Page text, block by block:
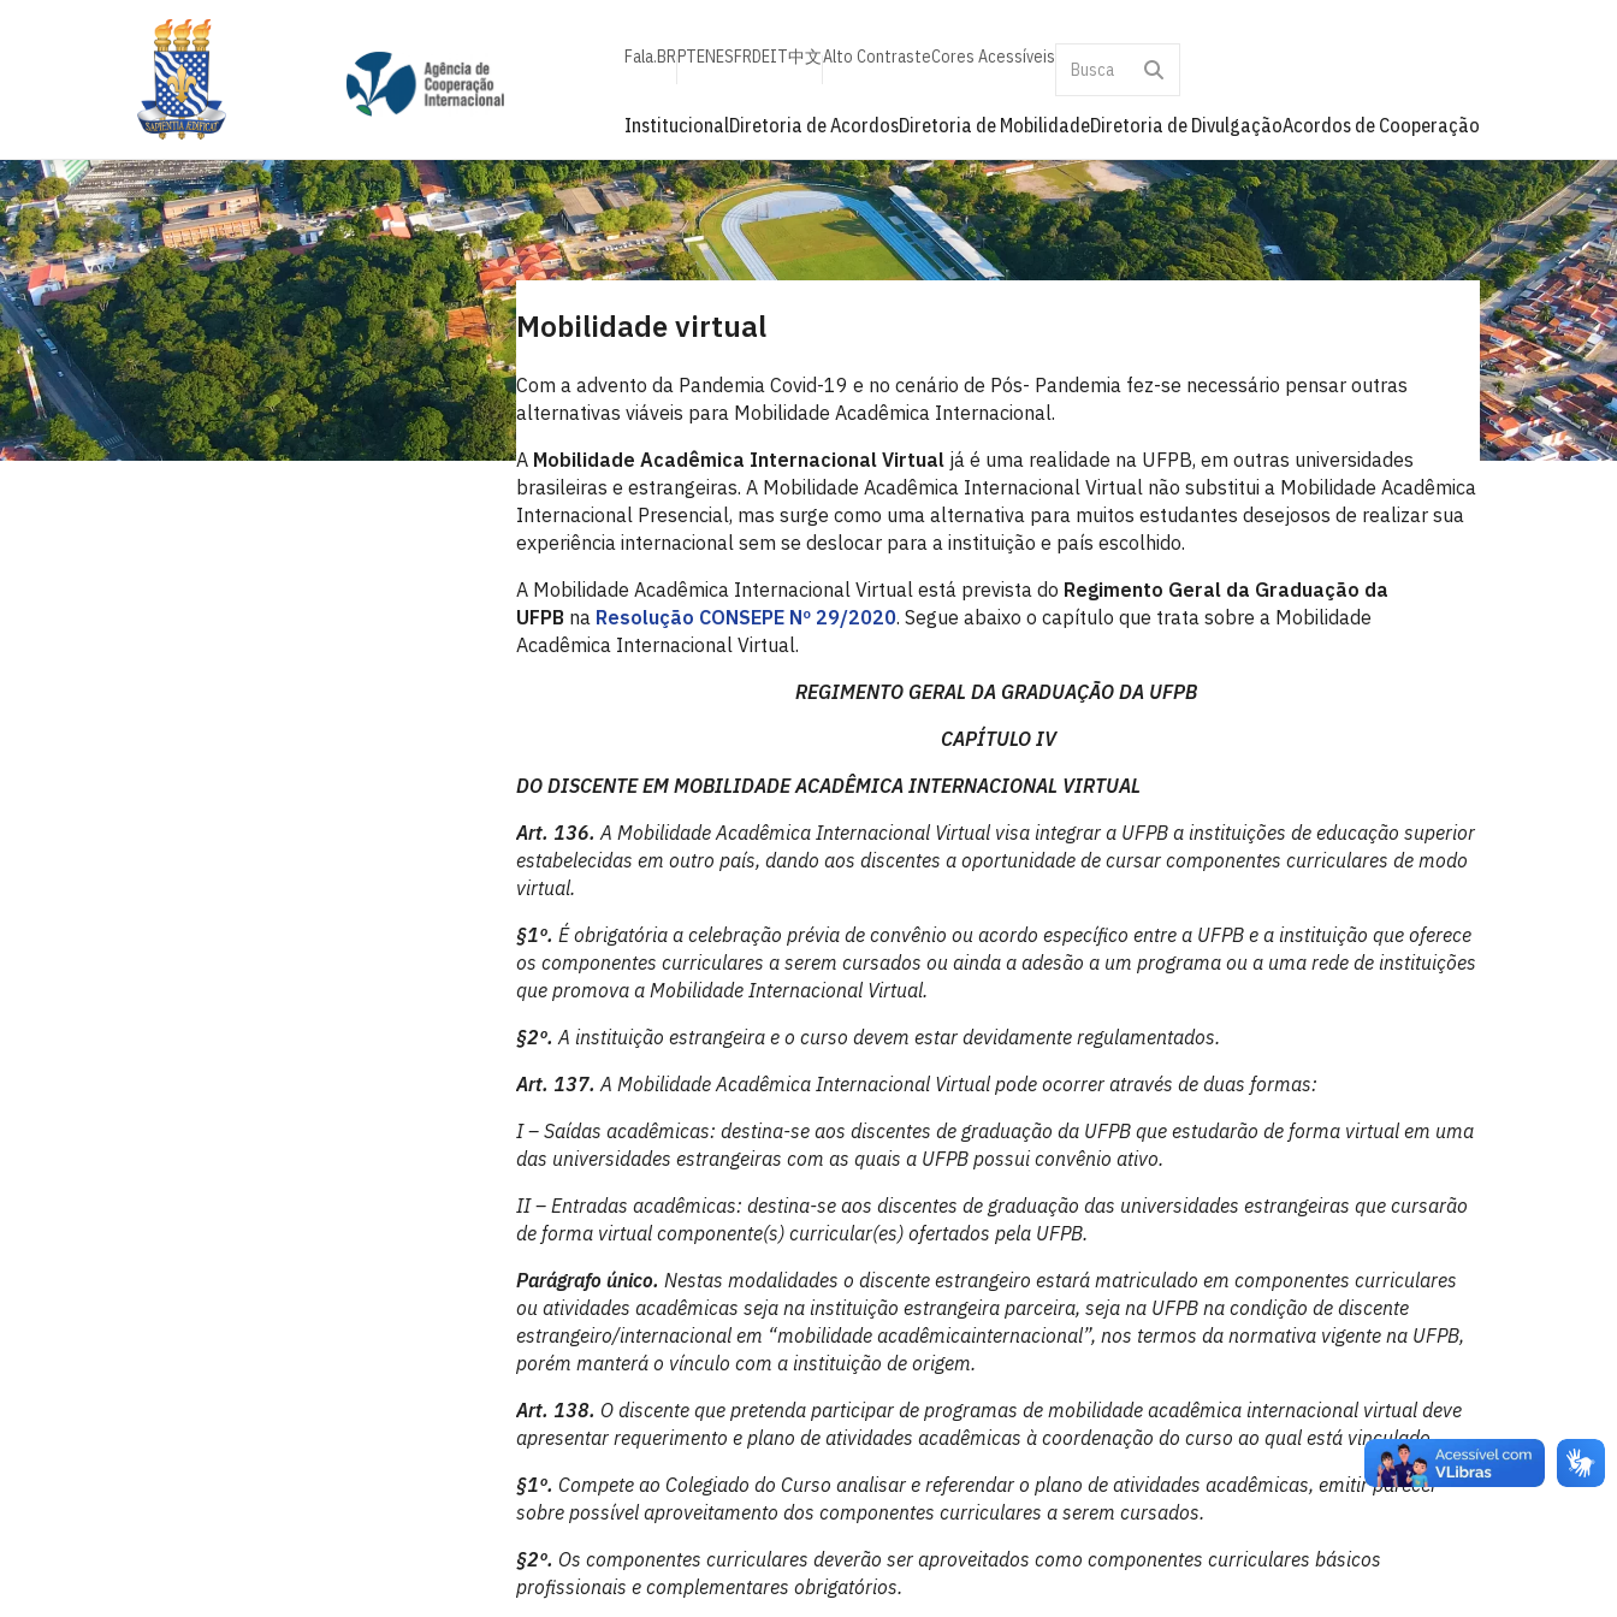
Fala.BRPTENESFRDEIT中文Alto ContrasteCores Acessíveis
InstitucionalDiretoria de AcordosDiretoria de MobilidadeDiretoria de DivulgaçãoAcordos de Cooperação
Mobilidade virtual
Com a advento da Pandemia Covid-19 e no cenário de Pós- Pandemia fez-se necessário pensar outras
alternativas viáveis para Mobilidade Acadêmica Internacional.
A Mobilidade Acadêmica Internacional Virtual já é uma realidade na UFPB, em outras universidades
brasileiras e estrangeiras. A Mobilidade Acadêmica Internacional Virtual não substitui a Mobilidade Acadêmica
Internacional Presencial, mas surge como uma alternativa para muitos estudantes desejosos de realizar sua
experiência internacional sem se deslocar para a instituição e país escolhido.
A Mobilidade Acadêmica Internacional Virtual está prevista do Regimento Geral da Graduação da
UFPB na Resolução CONSEPE Nº 29/2020. Segue abaixo o capítulo que trata sobre a Mobilidade
Acadêmica Internacional Virtual.
REGIMENTO GERAL DA GRADUAÇÃO DA UFPB
CAPÍTULO IV
DO DISCENTE EM MOBILIDADE ACADÊMICA INTERNACIONAL VIRTUAL
Art. 136.A Mobilidade Acadêmica Internacional Virtual visa integrar a UFPB a instituições de educação superior
estabelecidas em outro país, dando aos discentes a oportunidade de cursar componentes curriculares de modo
virtual.
§1º. É obrigatória a celebração prévia de convênio ou acordo específico entre a UFPB e a instituição que oferece
os componentes curriculares a serem cursados ou ainda a adesão a um programa ou a uma rede de instituições
que promova a Mobilidade Internacional Virtual.
§2º.A instituição estrangeira e o curso devem estar devidamente regulamentados.
Art. 137.A Mobilidade Acadêmica Internacional Virtual pode ocorrer através de duas formas:
I – Saídas acadêmicas: destina-se aos discentes de graduação da UFPB que estudarão de forma virtual em uma
das universidades estrangeiras com as quais a UFPB possui convênio ativo.
II – Entradas acadêmicas: destina-se aos discentes de graduação das universidades estrangeiras que cursarão
de forma virtual componente(s) curricular(es) ofertados pela UFPB.
Parágrafo único. Nestas modalidades o discente estrangeiro estará matriculado em componentes curriculares
ou atividades acadêmicas seja na instituição estrangeira parceira, seja na UFPB na condição de discente
estrangeiro/internacional em “mobilidade acadêmicainternacional”, nos termos da normativa vigente na UFPB,
porém manterá o vínculo com a instituição de origem.
Art. 138. O discente que pretenda participar de programas de mobilidade acadêmica internacional virtual deve
apresentar requerimento e plano de atividades acadêmicas à coordenação do curso ao qual está vinculado.
§1º. Compete ao Colegiado do Curso analisar e referendar o plano de atividades acadêmicas, emitir parecer
sobre possível aproveitamento dos componentes curriculares a serem cursados.
§2º. Os componentes curriculares deverão ser aproveitados como componentes curriculares básicos
profissionais e complementares obrigatórios.